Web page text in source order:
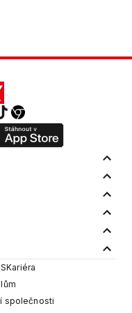
Kariéra
společnosti